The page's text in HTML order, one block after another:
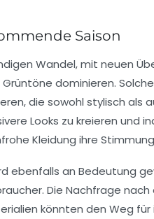
Saison
Wandel, mit neuen
Grüntöne dominieren.
die sowohl stylisch als
Looks zu kreieren und
Kleidung ihre
ebenfalls an Bedeutung
Die Nachfrage
könnten den Weg